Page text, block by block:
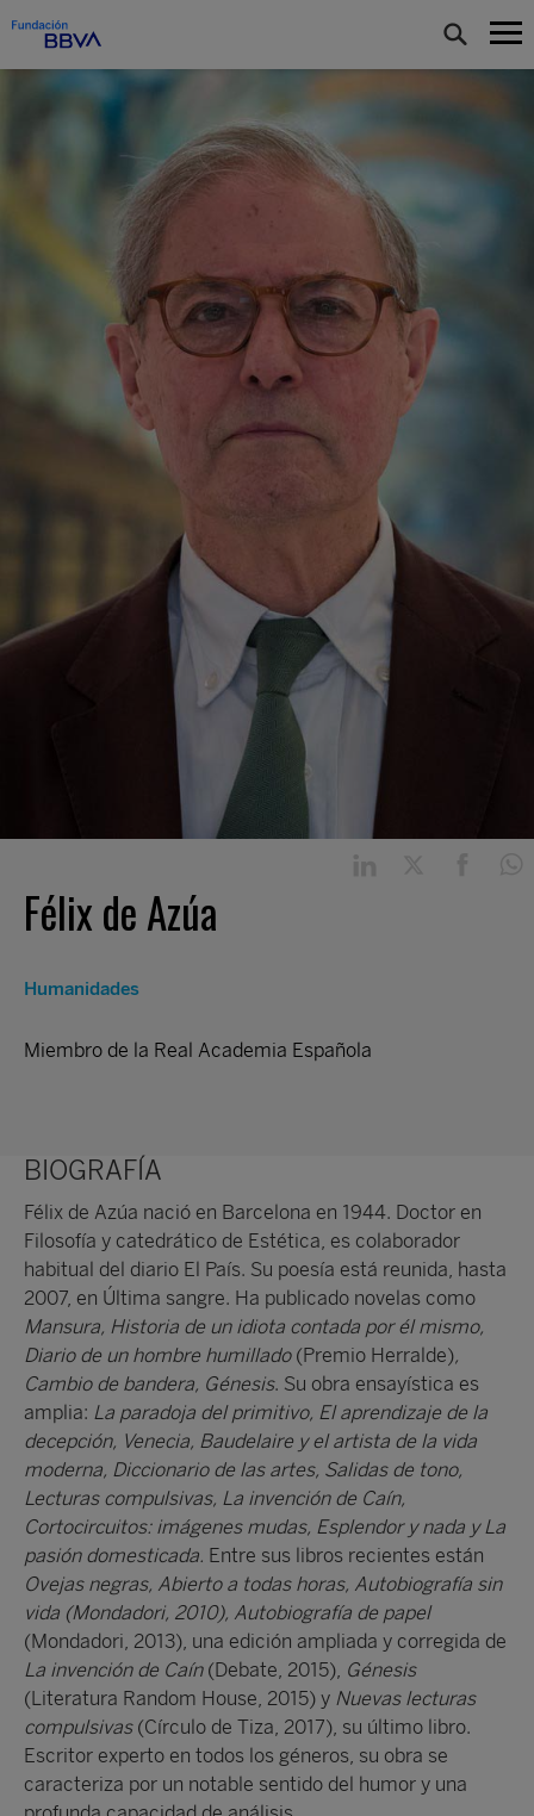
Félix de Azúa
Humanidades
Miembro de la Real Academia Española
BIOGRAFÍA
Félix de Azúa nació en Barcelona en 1944. Doctor en
Filosofía y catedrático de Estética, es colaborador
habitual del diario El País. Su poesía está reunida, hasta
2007, en Última sangre. Ha publicado novelas como
Mansura, Historia de un idiota contada por él mismo,
Diario de un hombre humillado (Premio Herralde),
Cambio de bandera, Génesis. Su obra ensayística es
amplia: La paradoja del primitivo, El aprendizaje de la
decepción, Venecia, Baudelaire y el artista de la vida
moderna, Diccionario de las artes, Salidas de tono,
Lecturas compulsivas, La invención de Caín,
Cortocircuitos: imágenes mudas, Esplendor y nada y La
pasión domesticada. Entre sus libros recientes están
Ovejas negras, Abierto a todas horas, Autobiografía sin
vida (Mondadori, 2010), Autobiografía de papel
(Mondadori, 2013), una edición ampliada y corregida de
La invención de Caín(Debate, 2015), Génesis
(Literatura Random House, 2015) y Nuevas lecturas
compulsivas(Círculo de Tiza, 2017), su último libro.
Escritor experto en todos los géneros, su obra se
caracteriza por un notable sentido del humor y una